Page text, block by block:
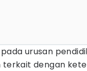
pada urusan
terkait dengan